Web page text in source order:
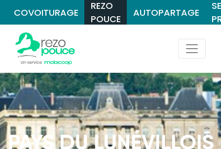
COVOITURAGE
REZO
POUCE
AUTOPARTAGE
PAYS DU LUNÉVILLOIS